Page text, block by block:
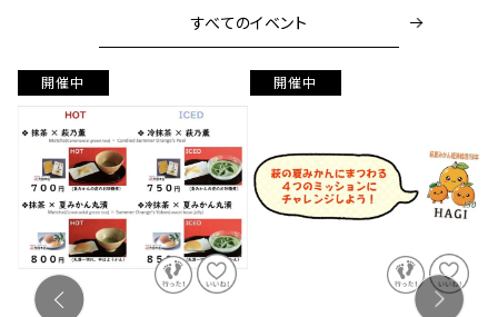
すべてのイベント
開催中 開催中